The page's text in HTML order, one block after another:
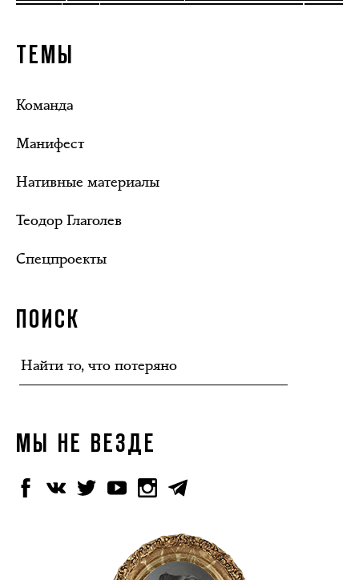
ТЕМЫ
Команда
Манифест
Нативные материалы
Теодор Глаголев
Спецпроекты
ПОИСК
МЫ НЕ ВЕЗДЕ